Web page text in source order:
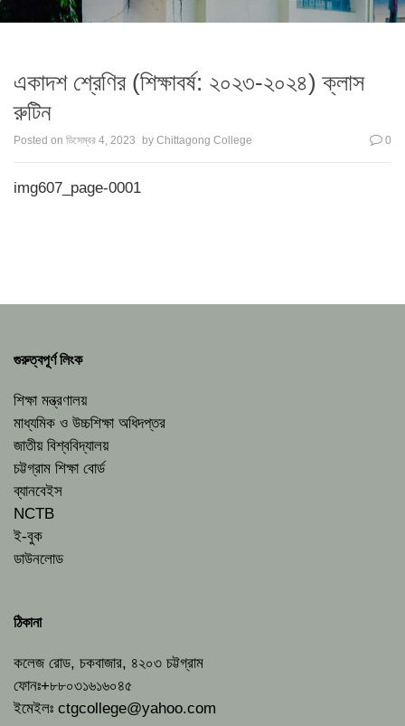
একাদশ শ্রেণির (শিক্ষাবর্ষ: ২০২৩-২০২৪) ক্লাস
রুটিন
Posted on ডিসেম্বর 4, 2023 by Chittagong College 0
img607_page-0001
গুরুত্বপূর্ণ লিংক
শিক্ষা মন্ত্রণালয়
মাধ্যমিক ও উচ্চশিক্ষা অধিদপ্তর
জাতীয় বিশ্ববিদ্যালয়
চট্টগ্রাম শিক্ষা বোর্ড
ব্যানবেইস
NCTB
ই-বুক
ডাউনলোড
ঠিকানা
কলেজ রোড, চকবাজার, ৪২০৩ চট্টগ্রাম
ফোনঃ+৮৮০৩১৬১৬০৪৫
ইমেইলঃ ctgcollege@yahoo.com